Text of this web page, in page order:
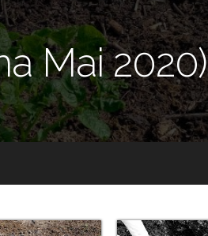
Mai 2020)